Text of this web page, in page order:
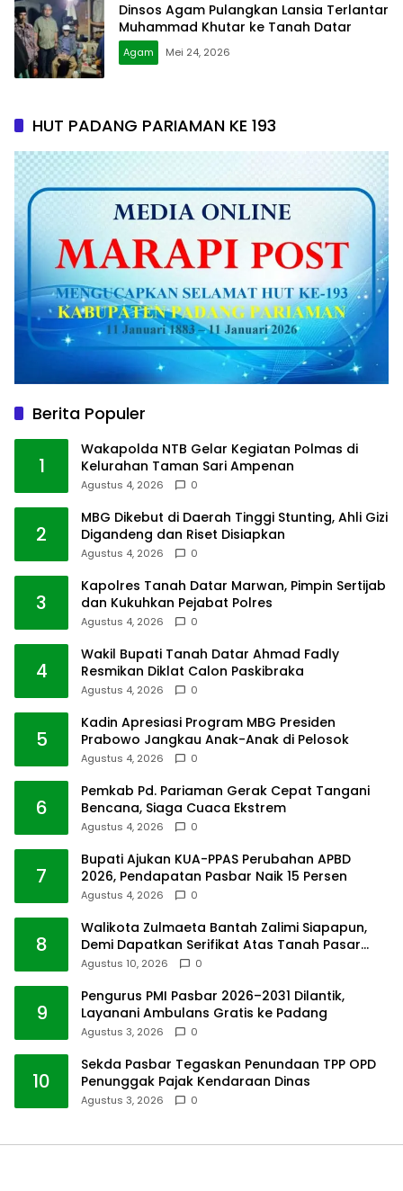
Dinsos Agam Pulangkan Lansia Terlantar
Muhammad Khutar ke Tanah Datar
Agam Mei 24, 2026
HUT PADANG PARIAMAN KE 193
Berita Populer
1
Wakapolda NTB Gelar Kegiatan Polmas di
Kelurahan Taman Sari Ampenan
Agustus 4, 2026 0
2
MBG Dikebut di Daerah Tinggi Stunting, Ahli Gizi
Digandeng dan Riset Disiapkan
Agustus 4, 2026 0
3
Kapolres Tanah Datar Marwan, Pimpin Sertijab
dan Kukuhkan Pejabat Polres
Agustus 4, 2026 0
4
Wakil Bupati Tanah Datar Ahmad Fadly
Resmikan Diklat Calon Paskibraka
Agustus 4, 2026 0
5
Kadin Apresiasi Program MBG Presiden
Prabowo Jangkau Anak-Anak di Pelosok
Agustus 4, 2026 0
6
Pemkab Pd. Pariaman Gerak Cepat Tangani
Bencana, Siaga Cuaca Ekstrem
Agustus 4, 2026 0
7
Bupati Ajukan KUA-PPAS Perubahan APBD
2026, Pendapatan Pasbar Naik 15 Persen
Agustus 4, 2026 0
8
Walikota Zulmaeta Bantah Zalimi Siapapun,
Demi Dapatkan Serifikat Atas Tanah Pasar
Payakumbuh
Agustus 10, 2026 0
9
Pengurus PMI Pasbar 2026–2031 Dilantik,
Layanani Ambulans Gratis ke Padang
Agustus 3, 2026 0
10
Sekda Pasbar Tegaskan Penundaan TPP OPD
Penunggak Pajak Kendaraan Dinas
Agustus 3, 2026 0